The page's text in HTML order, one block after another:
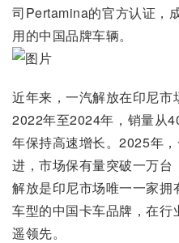
司Pertamina的官方认证，
用的中国品牌车辆。
近年来，一汽解放在印尼市
2022年至2024年，销量从
年保持高速增长。2025年
进，市场保有量突破一万
解放是印尼市场唯一一家
车型的中国卡车品牌，在
遥领先。